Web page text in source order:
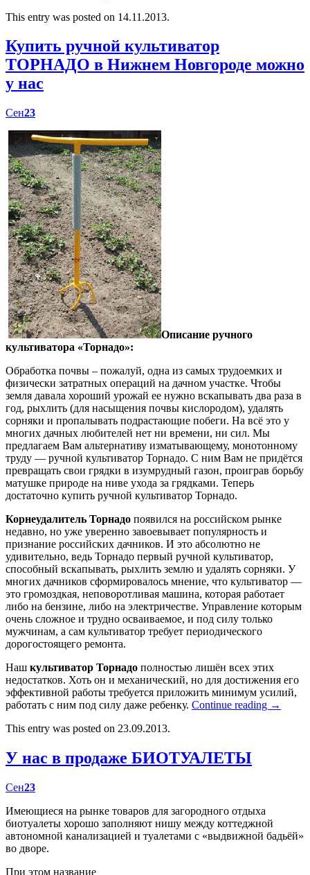
This entry was posted on 14.11.2013.
Купить ручной культиватор
ТОРНАДО в Нижнем Новгороде можно
у нас
Сен23
Описание ручного
культиватора «Торнадо»:
Обработка почвы – пожалуй, одна из самых трудоемких и
физически затратных операций на дачном участке. Чтобы
земля давала хороший урожай ее нужно вскапывать два раза в
год, рыхлить (для насыщения почвы кислородом), удалять
сорняки и пропалывать подрастающие побеги. На всё это у
многих дачных любителей нет ни времени, ни сил. Мы
предлагаем Вам альтернативу изматывающему, монотонному
труду — ручной культиватор Торнадо. С ним Вам не придётся
превращать свои грядки в изумрудный газон, проиграв борьбу
матушке природе на ниве ухода за грядками. Теперь
достаточно купить ручной культиватор Торнадо.
Корнеудалитель Торнадо появился на российском рынке
недавно, но уже уверенно завоевывает популярность и
признание российских дачников. И это абсолютно не
удивительно, ведь Торнадо первый ручной культиватор,
способный вскапывать, рыхлить землю и удалять сорняки. У
многих дачников сформировалось мнение, что культиватор —
это громоздкая, неповоротливая машина, которая работает
либо на бензине, либо на электричестве. Управление которым
очень сложное и трудно осваиваемое, и под силу только
мужчинам, а сам культиватор требует периодического
дорогостоящего ремонта.
Наш культиватор Торнадо полностью лишён всех этих
недостатков. Хоть он и механический, но для достижения его
эффективной работы требуется приложить минимум усилий,
работать с ним под силу даже ребенку. Continue reading →
This entry was posted on 23.09.2013.
У нас в продаже БИОТУАЛЕТЫ
Сен23
Имеющиеся на рынке товаров для загородного отдыха
биотуалеты хорошо заполняют нишу между коттеджной
автономной канализацией и туалетами с «выдвижной бадьёй»
во дворе.
При этом название